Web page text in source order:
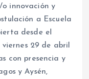
innovación y
a Escuela
desde el
29 de abril
con presencia y
y Aysén,